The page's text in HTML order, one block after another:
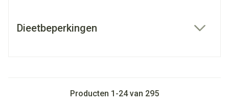
Dieetbeperkingen
Producten 1 -24van 295